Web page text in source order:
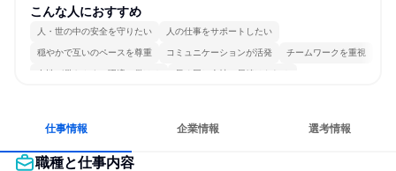
こんな人におすすめ
人・世の中の安全を守りたい 人の仕事をサポートしたい
穏やかで互いのペースを尊重 コミュニケーションが活発 チームワークを重視
女性が働きやすい環境で働ける 長く同じ会社に居続けられる
仕事情報 企業情報 選考情報
職種と仕事内容